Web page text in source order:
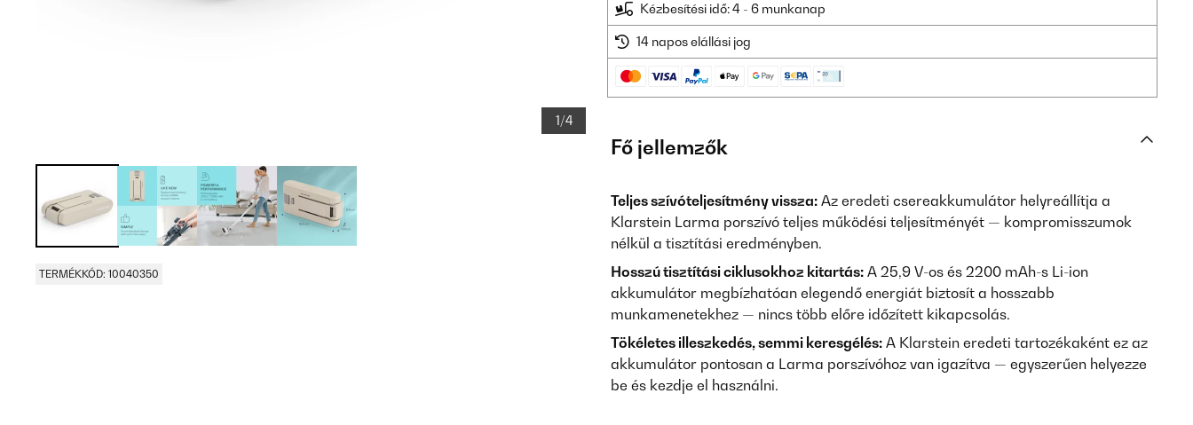
1/4
TERMÉKKÓD: 10040350
Kézbesítési idő: 4 - 6 munkanap
14 napos elállási jog
Fő jellemzők
Teljes szívóteljesítmény vissza: Az eredeti csereakkumulátor helyreállítja a
Klarstein Larma porszívó teljes működési teljesítményét — kompromisszumok
nélkül a tisztítási eredményben.
Hosszú tisztítási ciklusokhoz kitartás: A 25,9 V-os és 2200 mAh-s Li-ion
akkumulátor megbízhatóan elegendő energiát biztosít a hosszabb
munkamenetekhez — nincs több előre időzített kikapcsolás.
Tökéletes illeszkedés, semmi keresgélés: A Klarstein eredeti tartozékaként ez az
akkumulátor pontosan a Larma porszívóhoz van igazítva — egyszerűen helyezze
be és kezdje el használni.